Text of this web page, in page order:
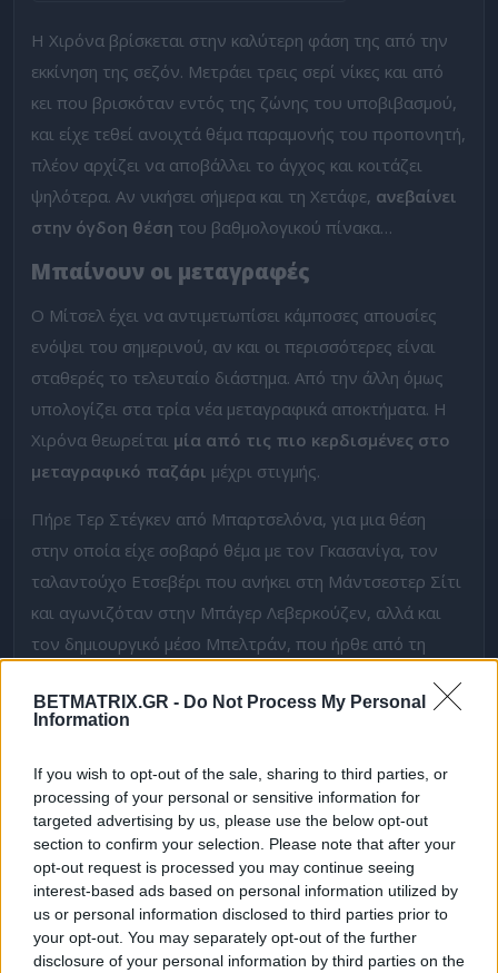
BETMATRIX.GR - Do Not Process My Personal
Information
If you wish to opt-out of the sale, sharing to third parties, or
processing of your personal or sensitive information for
targeted advertising by us, please use the below opt-out
section to confirm your selection. Please note that after your
opt-out request is processed you may continue seeing
interest-based ads based on personal information utilized by
us or personal information disclosed to third parties prior to
your opt-out. You may separately opt-out of the further
disclosure of your personal information by third parties on the
Η Χιρόνα βρίσκεται στην καλύτερη φάση της από την
εκκίνηση της σεζόν. Μετράει τρεις σερί νίκες και από
κει που βρισκόταν εντός της ζώνης του υποβιβασμού,
και είχε τεθεί ανοιχτά θέμα παραμονής του προπονητή,
πλέον αρχίζει να αποβάλλει το άγχος και κοιτάζει
ψηλότερα. Αν νικήσει σήμερα και τη Χετάφε, ανεβαίνει
στην όγδοη θέση του βαθμολογικού πίνακα…
Μπαίνουν οι μεταγραφές
Ο Μίτσελ έχει να αντιμετωπίσει κάμποσες απουσίες
ενόψει του σημερινού, αν και οι περισσότερες είναι
σταθερές το τελευταίο διάστημα. Από την άλλη όμως
υπολογίζει στα τρία νέα μεταγραφικά αποκτήματα. Η
Χιρόνα θεωρείται μία από τις πιο κερδισμένες στο
μεταγραφικό παζάρι μέχρι στιγμής.
Πήρε Τερ Στέγκεν από Μπαρτσελόνα, για μια θέση
στην οποία είχε σοβαρό θέμα με τον Γκασανίγα, τον
ταλαντούχο Ετσεβέρι που ανήκει στη Μάντσεστερ Σίτι
και αγωνιζόταν στην Μπάγερ Λεβερκούζεν, αλλά και
τον δημιουργικό μέσο Μπελτράν, που ήρθε από τη
για τον Παναθηναϊκό.
Η Χετάφε καταγράφει εκ διαμέτρου αντίθετη πορεία.
Ξεκίνησε δυναμικά, μάζεψε βαθμούς, αλλά όσο περνάει
ο καιρός, τόσο και χειροτερεύει. Στα τελευταία έξι,το
ρεκόρ της είναι 0-1-5και μετά τη χθεσινοβραδινή νίκη
της Αλαβές, βρέθηκε για πρώτη φορά κάτω από την
επικίνδυνη γραμμή.